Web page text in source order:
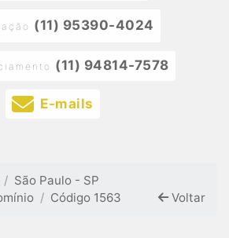
(11) 95390-4024
(11) 94814-7578
E-mails
São Paulo - SP
Código 1563 Voltar